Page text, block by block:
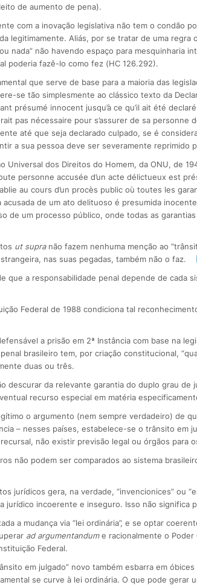
de aumento de pena).
com a inovação legislativa não tem o condão
legitimamente. Aliás, por se tratar de uma regra
nada” não havendo espaço para mesquinharia
poderia fazê-lo como fez (HC 126.292).
que serve de base para a maioria das
se tão simplesmente ao clássico texto da
présumé innocent jusqu’à ce qu’il ait été
pas nécessaire pour s’assurer de sa personne
até que seja declarado culpado, se é
a sua pessoa deve ser severamente reprimido
Universal dos Direitos do Homem, da ONU, de
personne accusée d’un acte délictueux est
au cours d’un procès public où toutes les
de um ato delituoso é presumida
de um processo público, onde todas as
ut supranão fazem nenhuma menção ao
nas suas pegadas, também não o faz.
que a responsabilidade penal depende de cada
Federal de 1988 condiciona tal
a prisão em 2ª Instância com base na
brasileiro tem, por criação constitucional,
duas ou três.
descurar da relevante garantia do duplo grau de
recurso especial em matéria
o argumento (nem sempre verdadeiro) de
– nesses países, estabelece-se o trânsito em
não existir previsão legal ou órgãos para
não podem ser comparados ao sistema
jurídicos gera, na verdade, “invencionices” ou
jurídico incoerente e inseguro. Isso não significa
a mudança via “lei ordinária”, e se optar
ad argumentandume racionalmente o Poder
Federal.
em julgado” novo também esbarra em
se curve à lei ordinária. O que pode gerar